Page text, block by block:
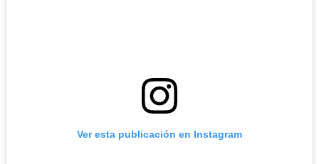
Ver esta publicación en Instagram